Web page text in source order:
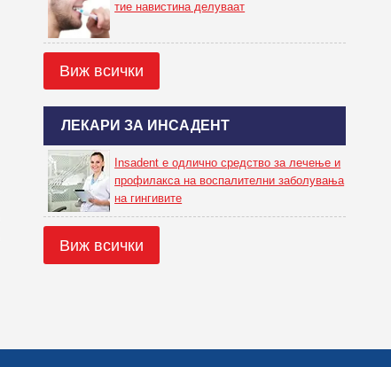
тие навистина делуваат
Виж всички
ЛЕКАРИ ЗА ИНСАДЕНТ
Insadent е одлично средство за лечење и
профилакса на воспалителни заболувања
на гингивите
Виж всички